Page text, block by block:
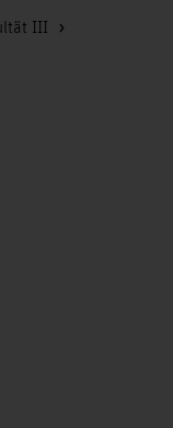
III